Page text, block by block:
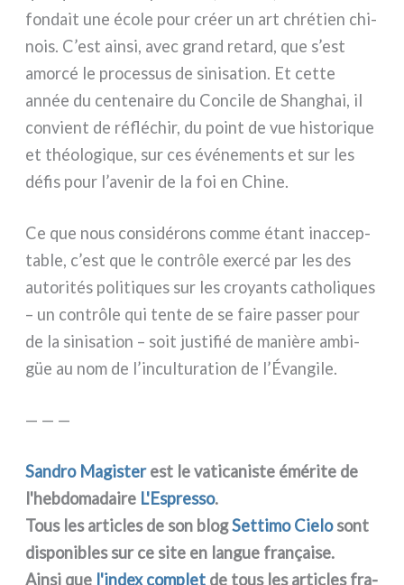
fon­dait une éco­le pour créer un art chré­tien chi­
nois. C’est ain­si, avec grand retard, que s’est
amor­cé le pro­ces­sus de sini­sa­tion. Et cet­te
année du cen­te­nai­re du Concile de Shanghai, il
con­vient de réflé­chir, du point de vue histo­ri­que
et théo­lo­gi­que, sur ces évé­ne­men­ts et sur les
défis pour l’avenir de la foi en Chine.
Ce que nous con­si­dé­rons com­me étant inac­cep­
ta­ble, c’est que le con­trô­le exer­cé par les des
auto­ri­tés poli­ti­ques sur les croyan­ts catho­li­ques
– un con­trô­le qui ten­te de se fai­re pas­ser pour
de la sini­sa­tion – soit justi­fié de maniè­re ambi­
güe au nom de l’inculturation de l’Évangile.
— — —
Sandro Magisterest le vati­ca­ni­ste émé­ri­te de
l'hebdomadaire L'Espresso.
Tous les arti­cles de son blogSettimo Cielosont
dispo­ni­bles sur ce site en lan­gue fra­nçai­se.
Ainsi que l'index com­plet de tous les arti­cles fra­